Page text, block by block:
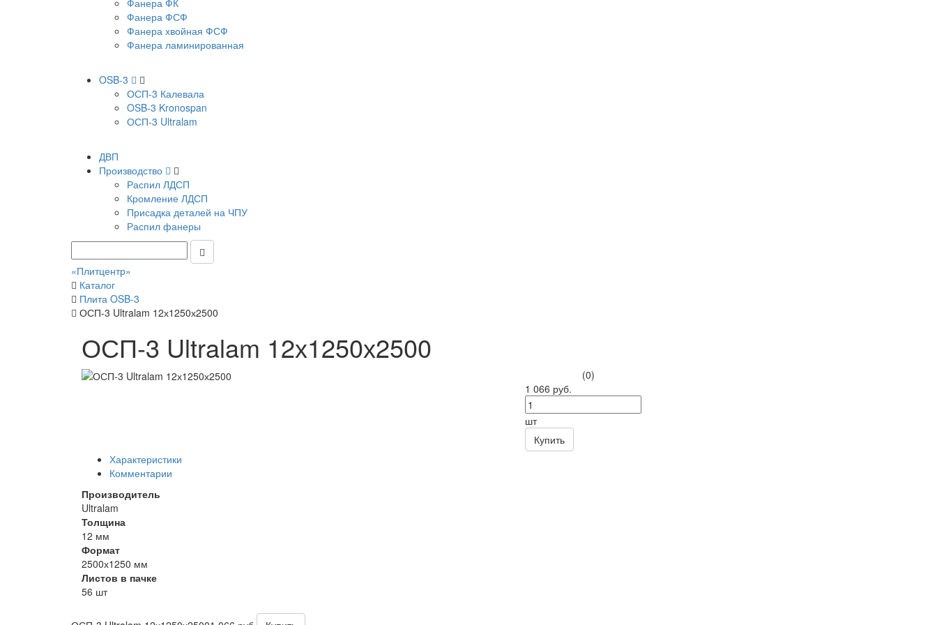
Фанера ФК
Фанера ФСФ
Фанера хвойная ФСФ
Фанера ламинированная
OSB-3
ОСП-3 Калевала
OSB-3 Kronospan
ОСП-3 Ultralam
ДВП
Производство
Распил ЛДСП
Кромление ЛДСП
Присадка деталей на ЧПУ
Распил фанеры
«Плитцентр»
Каталог
Плита OSB-3
ОСП-3 Ultralam 12х1250х2500
ОСП-3 Ultralam 12х1250х2500
(0)
1 066 руб.
шт
Купить
Характеристики
Комментарии
Производитель
Ultralam
Толщина
12 мм
Формат
2500х1250 мм
Листов в пачке
56 шт